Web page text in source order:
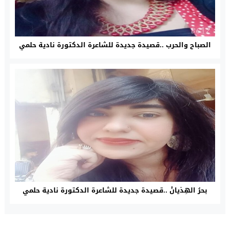
الصباح والحرب ..قصيدة جديدة للشاعرة الدكتورة نادية حلمي
بحرُ الهِذيانْ ..قصيدة جديدة للشاعرة الدكتورة نادية حلمي